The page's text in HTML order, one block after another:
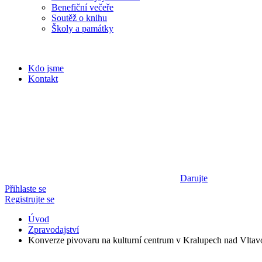
Benefiční večeře
Soutěž o knihu
Školy a památky
Kdo jsme
Kontakt
Darujte
Přihlaste se
Registrujte se
Úvod
Zpravodajství
Konverze pivovaru na kulturní centrum v Kralupech nad